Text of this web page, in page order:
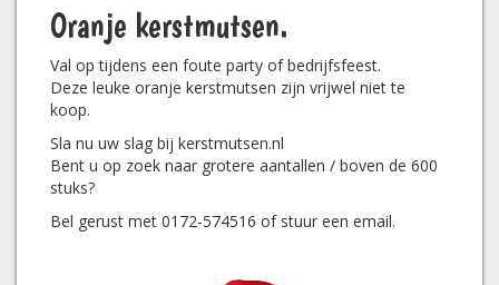
Oranje kerstmutsen.
Val op tijdens een foute party of bedrijfsfeest.
Deze leuke oranje kerstmutsen zijn vrijwel niet te
koop.
Sla nu uw slag bij kerstmutsen.nl
Bent u op zoek naar grotere aantallen / boven de 600
stuks?
Bel gerust met 0172-574516 of stuur een email.